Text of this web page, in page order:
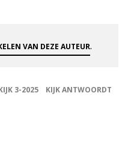
VAN DEZE AUTEUR.
3-2025
KIJK ANTWOORDT